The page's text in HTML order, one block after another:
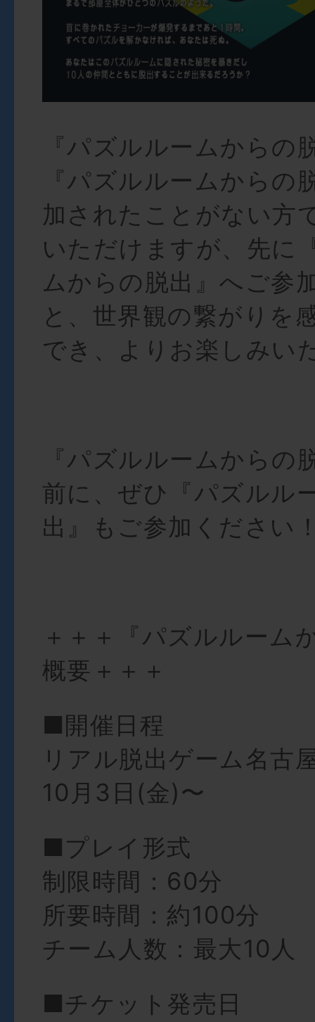
『パズルルームからの
『パズルルームからの
加されたことがない方
いただけますが、先に
ムからの脱出』へご参
と、世界観の繋がりを
でき、よりお楽しみい
『パズルルームからの
前に、ぜひ『パズルル
出』もご参加ください
＋＋＋『パズルルーム
概要＋＋＋
■開催日程
リアル脱出ゲーム名古
10月3日(金)〜
■プレイ形式
制限時間：60分
所要時間：約100分
チーム人数：最大10人
■チケット発売日